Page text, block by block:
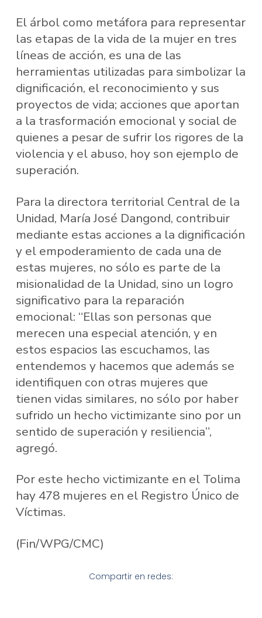
El árbol como metáfora para representar
las etapas de la vida de la mujer en tres
líneas de acción, es una de las
herramientas utilizadas para simbolizar la
dignificación, el reconocimiento y sus
proyectos de vida; acciones que aportan
a la trasformación emocional y social de
quienes a pesar de sufrir los rigores de la
violencia y el abuso, hoy son ejemplo de
superación.
Para la directora territorial Central de la
Unidad, María José Dangond, contribuir
mediante estas acciones a la dignificación
y el empoderamiento de cada una de
estas mujeres, no sólo es parte de la
misionalidad de la Unidad, sino un logro
significativo para la reparación
emocional: “Ellas son personas que
merecen una especial atención, y en
estos espacios las escuchamos, las
entendemos y hacemos que además se
identifiquen con otras mujeres que
tienen vidas similares, no sólo por haber
sufrido un hecho victimizante sino por un
sentido de superación y resiliencia”,
agregó.
Por este hecho victimizante en el Tolima
hay 478 mujeres en el Registro Único de
Víctimas.
(Fin/WPG/CMC)
Compartir en redes: